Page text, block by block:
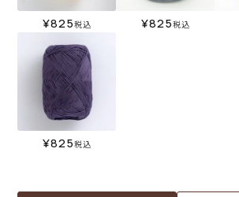
¥825税込 ¥825税込
¥825税込